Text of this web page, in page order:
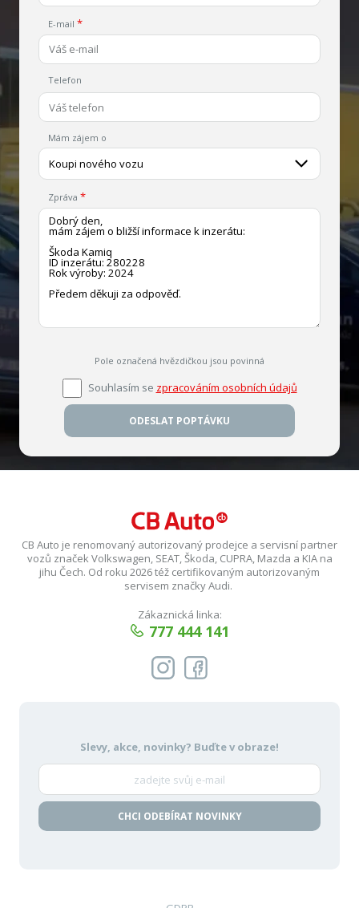
E-mail
Telefon
Mám zájem o
Koupi nového vozu
Zpráva
Pole označená hvězdičkou jsou povinná
Souhlasím se zpracováním osobních údajů
ODESLAT POPTÁVKU
CB Auto je renomovaný autorizovaný prodejce a servisní partner
vozů značek Volkswagen, SEAT, Škoda, CUPRA, Mazda a KIA na
jihu Čech. Od roku 2026 též certifikovaným autorizovaným
servisem značky Audi.
Zákaznická linka:
777 444 141
Slevy, akce, novinky? Buďte v obraze!
CHCI ODEBÍRAT NOVINKY